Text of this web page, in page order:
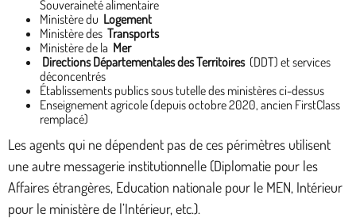
Souveraineté alimentaire
Ministère du Logement
Ministère des Transports
Ministère de la Mer
Directions Départementales des Territoires (DDT) et services
déconcentrés
Établissements publics sous tutelle des ministères ci-dessus
Enseignement agricole (depuis octobre 2020, ancien FirstClass
remplacé)
Les agents qui ne dépendent pas de ces périmètres utilisent
une autre messagerie institutionnelle (Diplomatie pour les
Affaires étrangères, Education nationale pour le MEN, Intérieur
pour le ministère de l’Intérieur, etc.).